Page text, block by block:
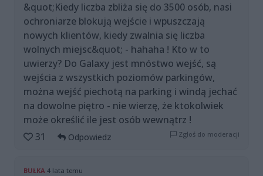
&quot;Kiedy liczba zbliża się do 3500 osób, nasi
ochroniarze blokują wejście i wpuszczają
nowych klientów, kiedy zwalnia się liczba
wolnych miejsc&quot; - hahaha ! Kto w to
uwierzy? Do Galaxy jest mnóstwo wejść, są
wejścia z wszystkich poziomów parkingów,
można wejść piechotą na parking i windą jechać
na dowolne piętro - nie wierzę, że ktokolwiek
może określić ile jest osób wewnątrz !
31
Odpowiedz Zgłoś do moderacji
BUŁKA 4 lata temu